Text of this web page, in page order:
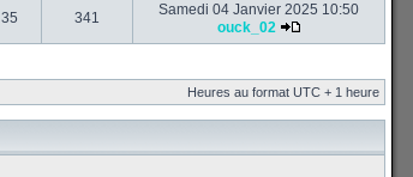
35 341
Samedi 04 Janvier 2025 10:50
ouck_02
Heures au format UTC + 1 heure